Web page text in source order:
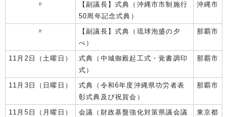
〃
【副議長】式典（沖縄市市制施行
50周年記念式典）
沖縄市
〃
【副議長】式典（琉球泡盛の夕
べ）
那覇市
11月2日（土曜日）
式典（中城御殿起工式・覚書調印
式）
那覇市
11月3日（日曜日）
式典（令和6年度沖縄県功労者表
彰式典及び祝賀会）
那覇市
11月5日（月曜日）
会議（財政基盤強化対策県議会議
東京都